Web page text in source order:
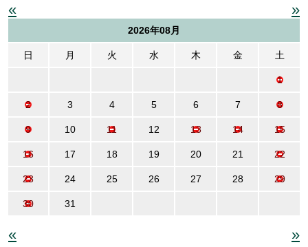
« »
2026年08月
日 月 火 水 木 金 土
1
2 3 4 5 6 7 8
9 10 11 12 13 14 15
16 17 18 19 20 21 22
23 24 25 26 27 28 29
30 31
« »